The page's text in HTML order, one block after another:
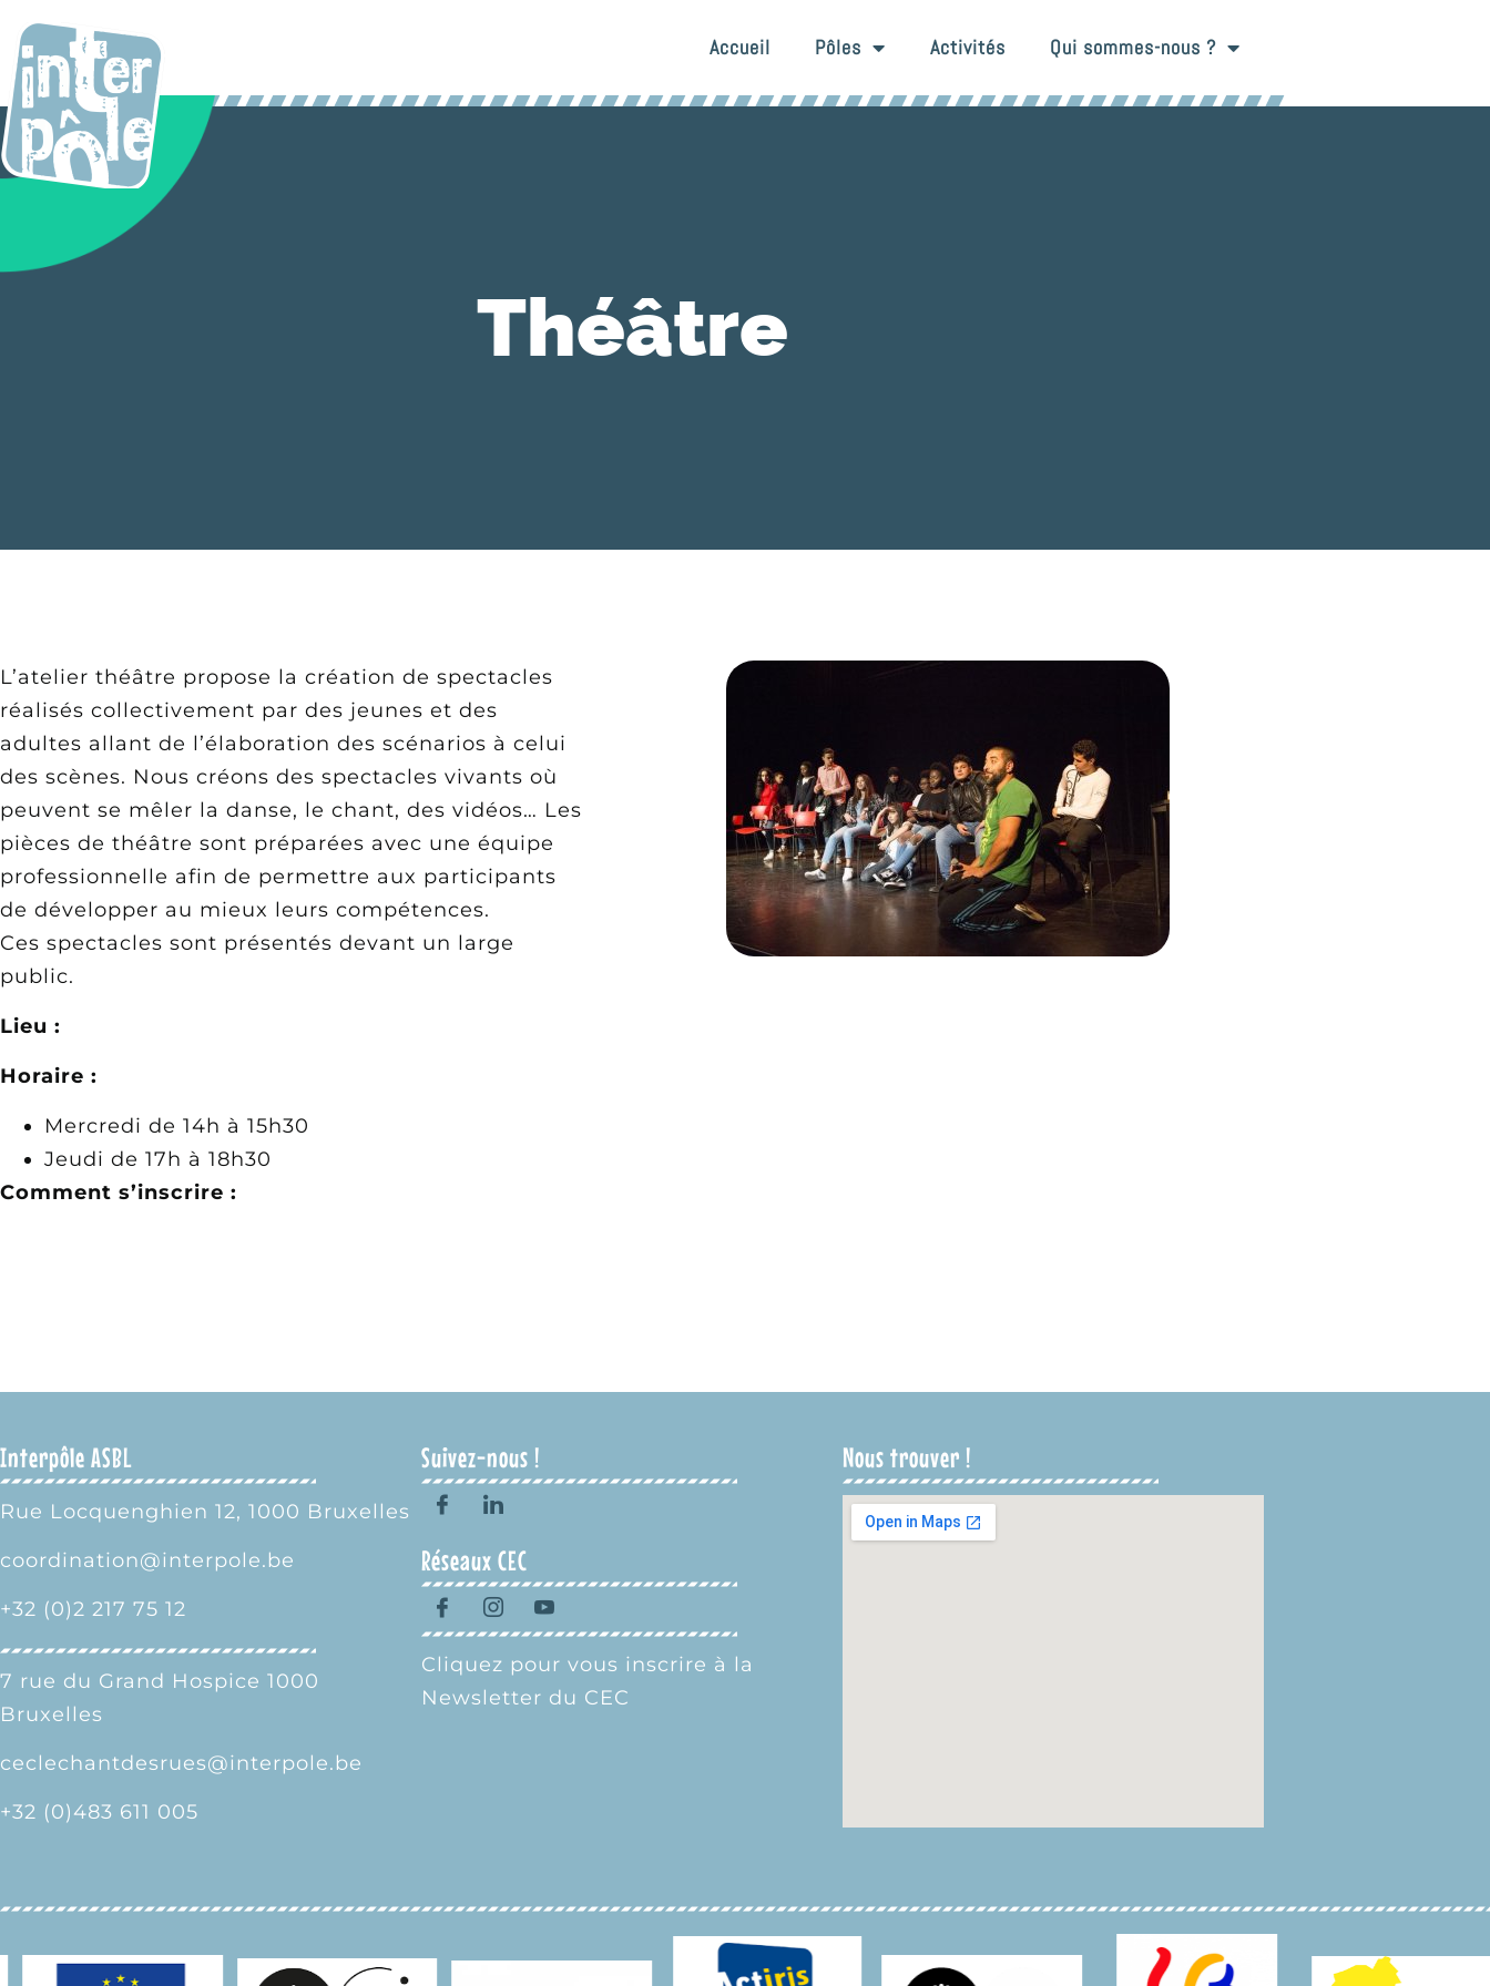
Accueil Pôles Activités Qui sommes-nous ?
Théâtre
L’atelier théâtre propose la création de spectacles
réalisés collectivement par des jeunes et des
adultes allant de l’élaboration des scénarios à celui
des scènes. Nous créons des spectacles vivants où
peuvent se mêler la danse, le chant, des vidéos… Les
pièces de théâtre sont préparées avec une équipe
professionnelle afin de permettre aux participants
de développer au mieux leurs compétences.
Ces spectacles sont présentés devant un large
public.
Lieu :
Horaire :
Mercredi de 14h à 15h30
Jeudi de 17h à 18h30
Comment s’inscrire :
Interpôle ASBL
Rue Locquenghien 12, 1000 Bruxelles
coordination@interpole.be
+32 (0)2 217 75 12
7 rue du Grand Hospice 1000
Bruxelles
ceclechantdesrues@interpole.be
+32 (0)483 611 005
Suivez-nous !
Réseaux CEC
Cliquez pour vous inscrire à la
Newsletter du CEC
Nous trouver !